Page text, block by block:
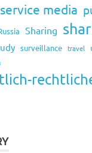
media
Sharing
surveillance travel